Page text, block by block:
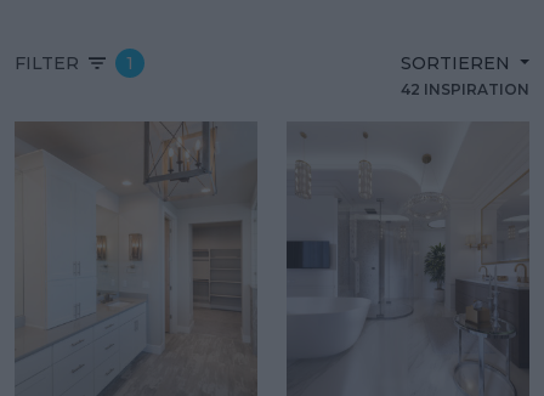
FILTER 1 SORTIEREN
42 INSPIRATION